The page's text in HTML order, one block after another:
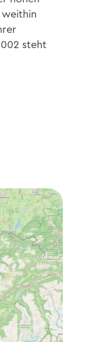
weithin
steht